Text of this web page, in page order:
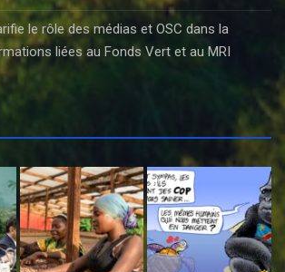
le rôle des médias et OSC dans la
liées au Fonds Vert et au MRI